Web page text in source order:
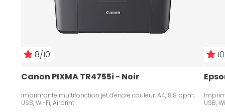
8/10
Canon PIXMA TR4755i - Noir
Imprimante multifonction jet d'encre couleur, A4, 8.8 ppm,
USB, Wi-Fi, Airprint
USB,